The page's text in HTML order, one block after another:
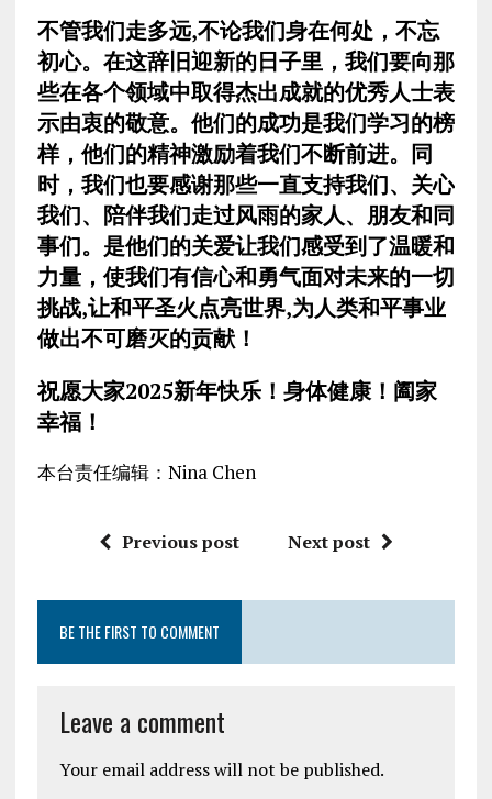
不管我们走多远,不论我们身在何处，不忘
初心。在这辞旧迎新的日子里，我们要向那
些在各个领域中取得杰出成就的优秀人士表
示由衷的敬意。他们的成功是我们学习的榜
样，他们的精神激励着我们不断前进。同
时，我们也要感谢那些一直支持我们、关心
我们、陪伴我们走过风雨的家人、朋友和同
事们。是他们的关爱让我们感受到了温暖和
力量，使我们有信心和勇气面对未来的一切
挑战,让和平圣火点亮世界,为人类和平事业
做出不可磨灭的贡献！
祝愿大家2025新年快乐！身体健康！阖家
幸福！
本台责任编辑：Nina Chen
Previous post Next post
BE THE FIRST TO COMMENT
Leave a comment
Your email address will not be published.